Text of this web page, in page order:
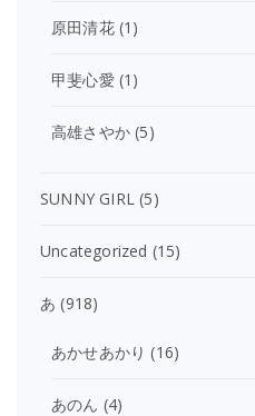
原田清花(1)
甲斐心愛 (1)
高雄さやか (5)
SUNNY GIRL (5)
Uncategorized (15)
あ (918)
あかせあかり (16)
あのん (4)